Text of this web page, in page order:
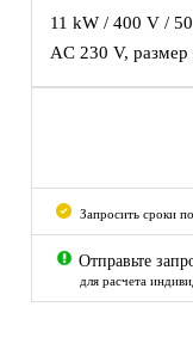
11 kW / 400 V /
AC 230 V,
Запросить сроки
Отправьте
для расчета